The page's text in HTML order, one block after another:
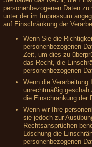
personenbezogenen Daten
unter der im Impressum
auf Einschränkung der
Wenn Sie die
personenbezogenen
Zeit, um dies zu
das Recht, die
personenbezogenen
Wenn die Verarbeitung
unrechtmäßig
die Einschränkung der
Wenn wir Ihre
sie jedoch zur
Rechtsansprüchen
Löschung die
personenbezogenen